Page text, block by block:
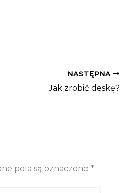
NASTĘPNA
Jak zrobić deskę?
pola są oznaczone *